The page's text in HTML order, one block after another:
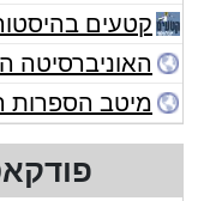
קטעים
האוניברסיטה
מיטב הספרות